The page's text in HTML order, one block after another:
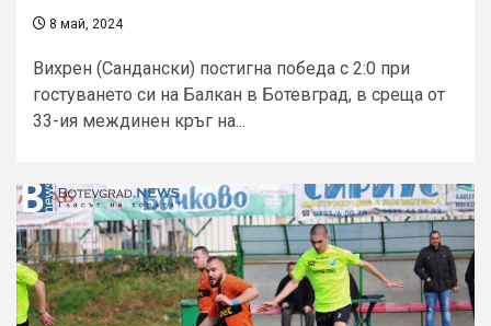
8 май, 2024
Вихрен (Сандански) постигна победа с 2:0 при
гостуването си на Балкан в Ботевград, в среща от
33-ия междинен кръг на...